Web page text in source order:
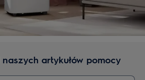
artykułów pomocy